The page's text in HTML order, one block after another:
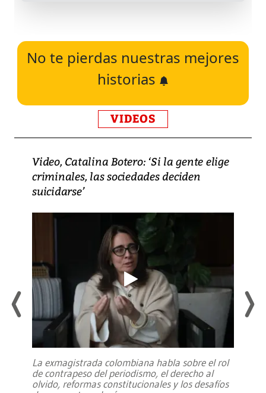
No te pierdas nuestras mejores
historias
VIDEOS
Video, Catalina Botero: ‘Si la gente elige
criminales, las sociedades deciden
suicidarse’
La exmagistrada colombiana habla sobre el rol
de contrapeso del periodismo, el derecho al
olvido, reformas constitucionales y los desafíos